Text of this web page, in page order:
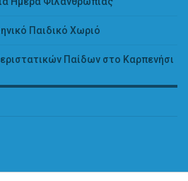
Παιδικό Χωριό
Παίδων στο Καρπενήσι